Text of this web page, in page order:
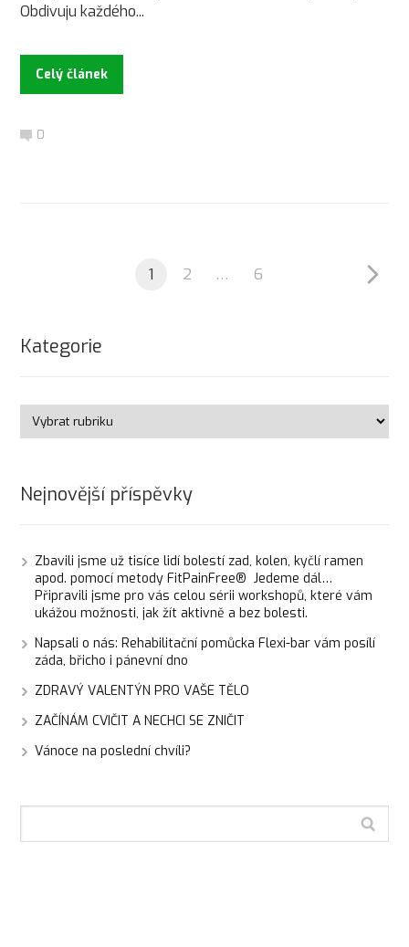
Obdivuju každého...
Celý článek
0
1 2 … 6
Kategorie
Nejnovější příspěvky
Zbavili jsme už tisíce lidí bolestí zad, kolen, kyčlí ramen
apod. pomocí metody FitPainFree® Jedeme dál…
Připravili jsme pro vás celou sérii workshopů, které vám
ukážou možnosti, jak žít aktivně a bez bolesti.
Napsali o nás: Rehabilitační pomůcka Flexi-bar vám posílí
záda, břicho i pánevní dno
ZDRAVÝ VALENTÝN PRO VAŠE TĚLO
ZAČÍNÁM CVIČIT A NECHCI SE ZNIČIT
Vánoce na poslední chvíli?